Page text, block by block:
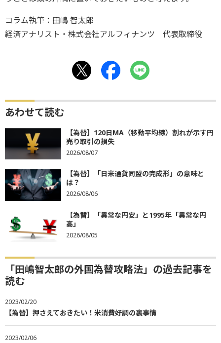
コラム執筆：田嶋 智太郎
経済アナリスト・株式会社アルフィナンツ 代表取締役
あわせて読む
【為替】120日MA（移動平均線）割れが示す円
売り取引の損失
2026/08/07
【為替】「日米通貨同盟の完成形」の意味と
は？
2026/08/06
【為替】「異常な円安」と1995年「異常な円
高」
2026/08/05
「田嶋智太郎の外国為替攻略法」の過去記事を
読む
2023/02/20
【為替】押さえておきたい！米消費好調の裏事情
2023/02/06